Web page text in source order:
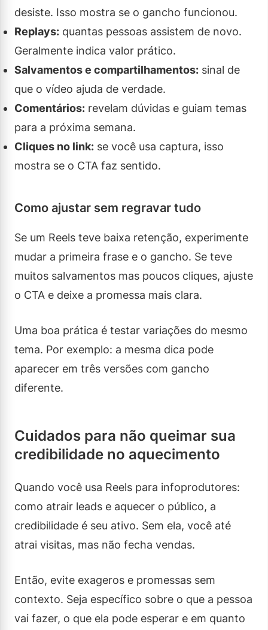
desiste. Isso mostra se o gancho funcionou.
Replays: quantas pessoas assistem de novo.
Geralmente indica valor prático.
Salvamentos e compartilhamentos: sinal de
que o vídeo ajuda de verdade.
Comentários: revelam dúvidas e guiam temas
para a próxima semana.
Cliques no link: se você usa captura, isso
mostra se o CTA faz sentido.
Como ajustar sem regravar tudo
Se um Reels teve baixa retenção, experimente
mudar a primeira frase e o gancho. Se teve
muitos salvamentos mas poucos cliques, ajuste
o CTA e deixe a promessa mais clara.
Uma boa prática é testar variações do mesmo
tema. Por exemplo: a mesma dica pode
aparecer em três versões com gancho
diferente.
Cuidados para não queimar sua
credibilidade no aquecimento
Quando você usa Reels para infoprodutores:
como atrair leads e aquecer o público, a
credibilidade é seu ativo. Sem ela, você até
atrai visitas, mas não fecha vendas.
Então, evite exageros e promessas sem
contexto. Seja específico sobre o que a pessoa
vai fazer, o que ela pode esperar e em quanto